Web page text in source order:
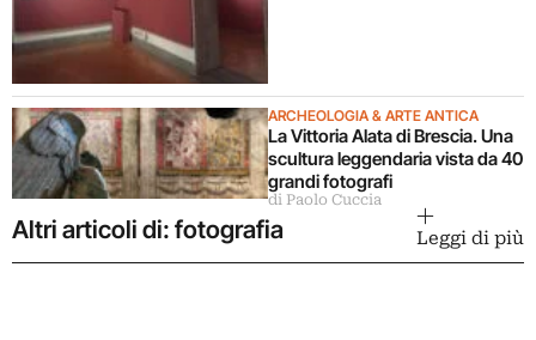
ARCHEOLOGIA & ARTE ANTICA
La Vittoria Alata di Brescia. Una
scultura leggendaria vista da 40
grandi fotografi
di Paolo Cuccia
Altri articoli di: fotografia Leggi di più